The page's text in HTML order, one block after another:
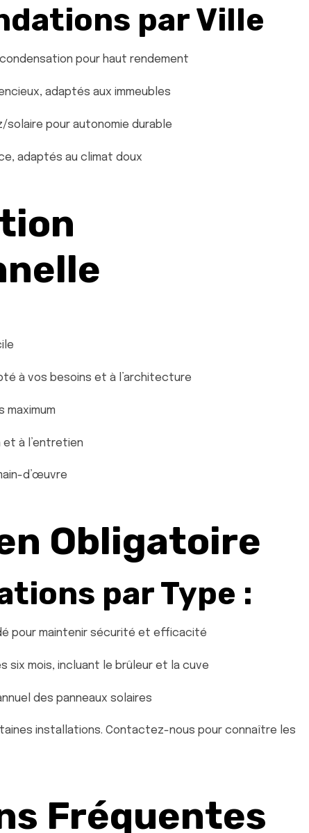
par Ville
pour haut rendement
adaptés aux immeubles
solaire pour autonomie durable
adaptés au climat doux
à vos besoins et à l’architecture
maximum
et à l’entretien
d’œuvre
Obligatoire
par Type :
pour maintenir sécurité et efficacité
six mois, incluant le brûleur et la cuve
des panneaux solaires
installations. Contactez-nous pour connaître les
Fréquentes